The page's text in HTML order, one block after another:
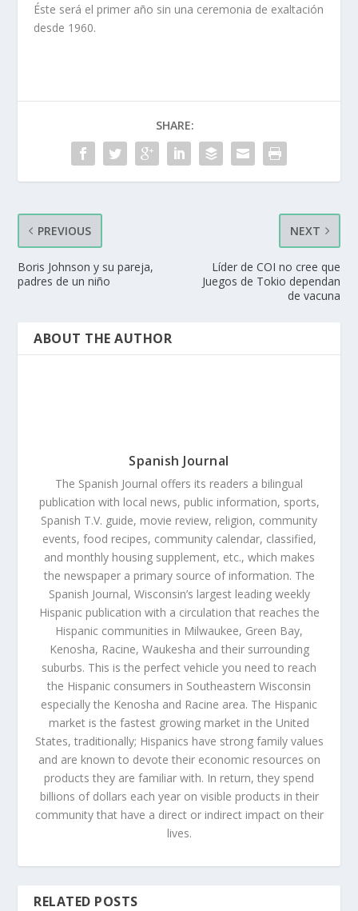
Éste será el primer año sin una ceremonia de exaltación
desde 1960.
SHARE:
PREVIOUS
Boris Johnson y su pareja,
padres de un niño
NEXT
Líder de COI no cree que
Juegos de Tokio dependan
de vacuna
ABOUT THE AUTHOR
Spanish Journal
The Spanish Journal offers its readers a bilingual
publication with local news, public information, sports,
Spanish T.V. guide, movie review, religion, community
events, food recipes, community calendar, classified,
and monthly housing supplement, etc., which makes
the newspaper a primary source of information. The
Spanish Journal, Wisconsin’s largest leading weekly
Hispanic publication with a circulation that reaches the
Hispanic communities in Milwaukee, Green Bay,
Kenosha, Racine, Waukesha and their surrounding
suburbs. This is the perfect vehicle you need to reach
the Hispanic consumers in Southeastern Wisconsin
especially the Kenosha and Racine area. The Hispanic
market is the fastest growing market in the United
States, traditionally; Hispanics have strong family values
and are known to devote their economic resources on
products they are familiar with. In return, they spend
billions of dollars each year on visible products in their
community that have a direct or indirect impact on their
lives.
RELATED POSTS